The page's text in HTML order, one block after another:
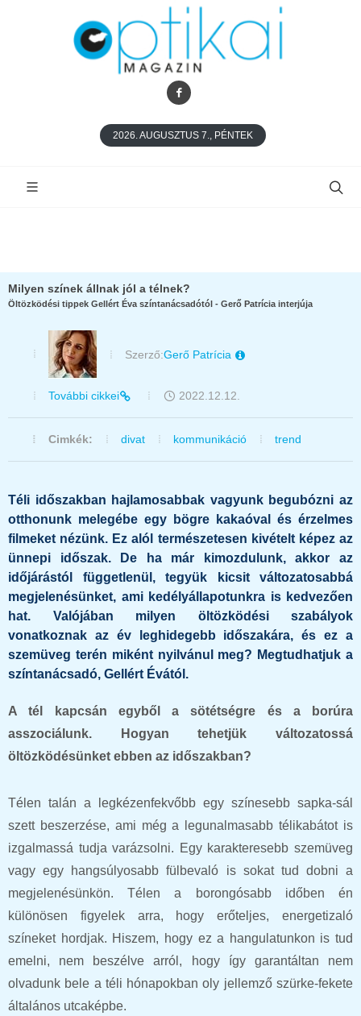
2026. AUGUSZTUS 7., PÉNTEK
Milyen színek állnak jól a télnek?
Öltözködési tippek Gellért Éva színtanácsadótól - Gerő Patrícia interjúja
Szerző:Gerő Patrícia
További cikkei 2022.12.12.
Cimkék: divat kommunikáció trend
Téli időszakban hajlamosabbak vagyunk begubózni az
otthonunk melegébe egy bögre kakaóval és érzelmes
filmeket nézünk. Ez alól természetesen kivételt képez az
ünnepi időszak. De ha már kimozdulunk, akkor az
időjárástól függetlenül, tegyük kicsit változatosabbá
megjelenésünket, ami kedélyállapotunkra is kedvezően
hat. Valójában milyen öltözködési szabályok
vonatkoznak az év leghidegebb időszakára, és ez a
szemüveg terén miként nyilvánul meg? Megtudhatjuk a
színtanácsadó, Gellért Évától.
A tél kapcsán egyből a sötétségre és a borúra
asszociálunk. Hogyan tehetjük változatossá
öltözködésünket ebben az időszakban?
Télen talán a legkézenfekvőbb egy színesebb sapka-sál
szett beszerzése, ami még a legunalmasabb télikabátot is
izgalmassá tudja varázsolni. Egy karakteresebb szemüveg
vagy egy hangsúlyosabb fülbevaló is sokat tud dobni a
megjelenésünkön. Télen a borongósabb időben én
különösen figyelek arra, hogy erőteljes, energetizaló
színeket hordjak. Hiszem, hogy ez a hangulatunkon is tud
emelni, nem beszélve arról, hogy így garantáltan nem
olvadunk bele a téli hónapokban oly jellemző szürke-fekete
általános utcaképbe.